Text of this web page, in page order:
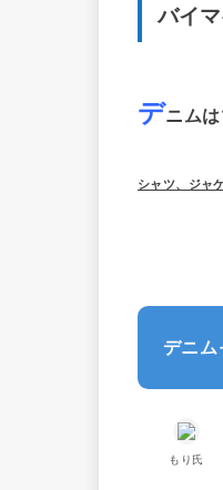
バイ
デニムは
シャツ、ジャ
デニム
もり氏